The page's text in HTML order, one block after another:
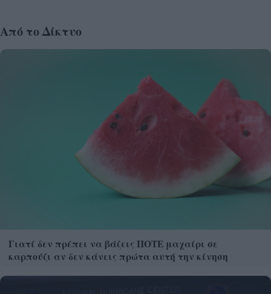
Από το Δίκτυο
Γιατί δεν πρέπει να βάζεις ΠΟΤΕ μαχαίρι σε
καρπούζι αν δεν κάνεις πρώτα αυτή την κίνηση